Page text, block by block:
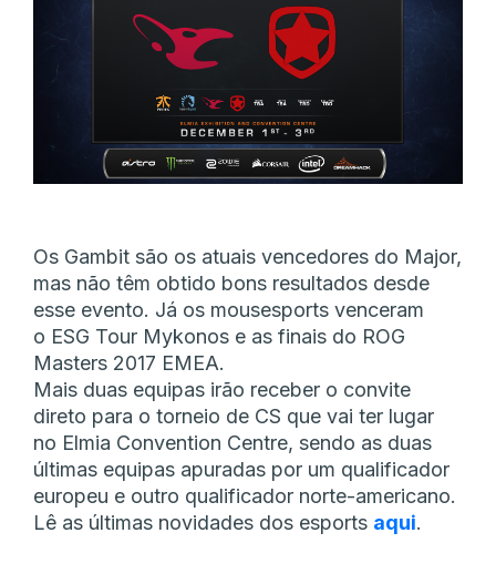
Os Gambit são os atuais vencedores do Major,
mas não têm obtido bons resultados desde
esse evento. Já os mousesports venceram
o ESG Tour Mykonos e as finais do ROG
Masters 2017 EMEA.
Mais duas equipas irão receber o convite
direto para o torneio de CS que vai ter lugar
no Elmia Convention Centre, sendo as duas
últimas equipas apuradas por um qualificador
europeu e outro qualificador norte-americano.
Lê as últimas novidades dos esports aqui.